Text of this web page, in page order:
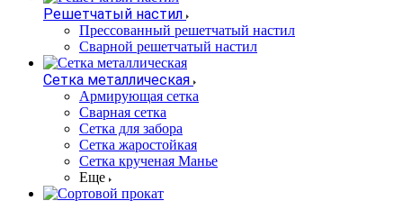
Решетчатый настил
Прессованный решетчатый настил
Сварной решетчатый настил
Сетка металлическая
Армирующая сетка
Сварная сетка
Сетка для забора
Сетка жаростойкая
Сетка крученая Манье
Еще